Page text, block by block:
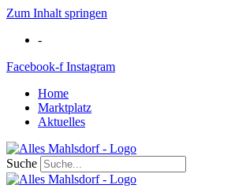
Zum Inhalt springen
-
Facebook-f Instagram
Home
Marktplatz
Aktuelles
Suche